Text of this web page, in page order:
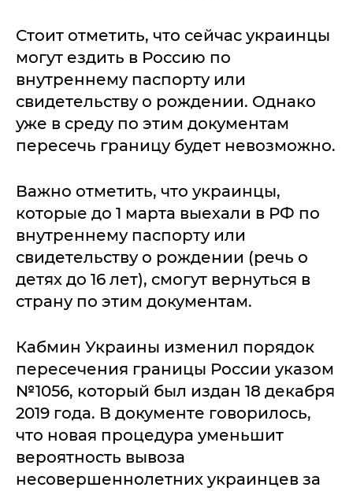
Стоит отметить, что сейчас украинцы
могут ездить в Россию по
внутреннему паспорту или
свидетельству о рождении. Однако
уже в среду по этим документам
пересечь границу будет невозможно.
Важно отметить, что украинцы,
которые до 1 марта выехали в РФ по
внутреннему паспорту или
свидетельству о рождении (речь о
детях до 16 лет), смогут вернуться в
страну по этим документам.
Кабмин Украины изменил порядок
пересечения границы России указом
№1056, который был издан 18 декабря
2019 года. В документе говорилось,
что новая процедура уменьшит
вероятность вывоза
несовершеннолетних украинцев за